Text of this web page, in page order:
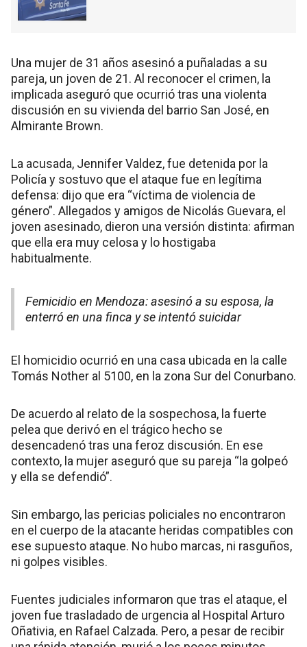
Una mujer de 31 años asesinó a puñaladas a su
pareja, un joven de 21. Al reconocer el crimen, la
implicada aseguró que ocurrió tras una violenta
discusión en su vivienda del barrio San José, en
Almirante Brown.
La acusada, Jennifer Valdez, fue detenida por la
Policía y sostuvo que el ataque fue en legítima
defensa: dijo que era “víctima de violencia de
género”. Allegados y amigos de Nicolás Guevara, el
joven asesinado, dieron una versión distinta: afirman
que ella era muy celosa y lo hostigaba
habitualmente.
Femicidio en Mendoza: asesinó a su esposa, la
enterró en una finca y se intentó suicidar
El homicidio ocurrió en una casa ubicada en la calle
Tomás Nother al 5100, en la zona Sur del Conurbano.
De acuerdo al relato de la sospechosa, la fuerte
pelea que derivó en el trágico hecho se
desencadenó tras una feroz discusión. En ese
contexto, la mujer aseguró que su pareja “la golpeó
y ella se defendió”.
Sin embargo, las pericias policiales no encontraron
en el cuerpo de la atacante heridas compatibles con
ese supuesto ataque. No hubo marcas, ni rasguños,
ni golpes visibles.
Fuentes judiciales informaron que tras el ataque, el
joven fue trasladado de urgencia al Hospital Arturo
Oñativia, en Rafael Calzada. Pero, a pesar de recibir